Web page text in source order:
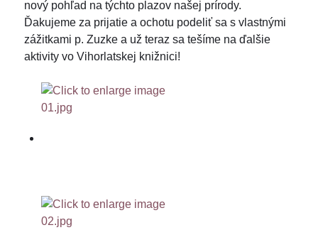
nový pohľad na týchto plazov našej prírody.
Ďakujeme za prijatie a ochotu podeliť sa s vlastnými
zážitkami p. Zuzke a už teraz sa tešíme na ďalšie
aktivity vo Vihorlatskej knižnici!